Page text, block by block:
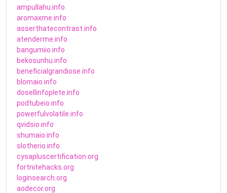
ampullahu.info
aromaxme.info
asserthatecontrast.info
atenderme.info
bangumiio.info
bekosunhu.info
beneficialgrandiose.info
blomaio.info
dosellinfoplete.info
podtubeio.info
powerfulvolatile.info
qvidsio.info
shumaio.info
slotherio.info
cysapluscertification.org
fortnitehacks.org
loginsearch.org
aodecor.org